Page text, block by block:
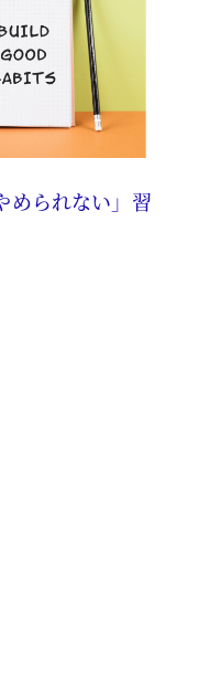
められない」習